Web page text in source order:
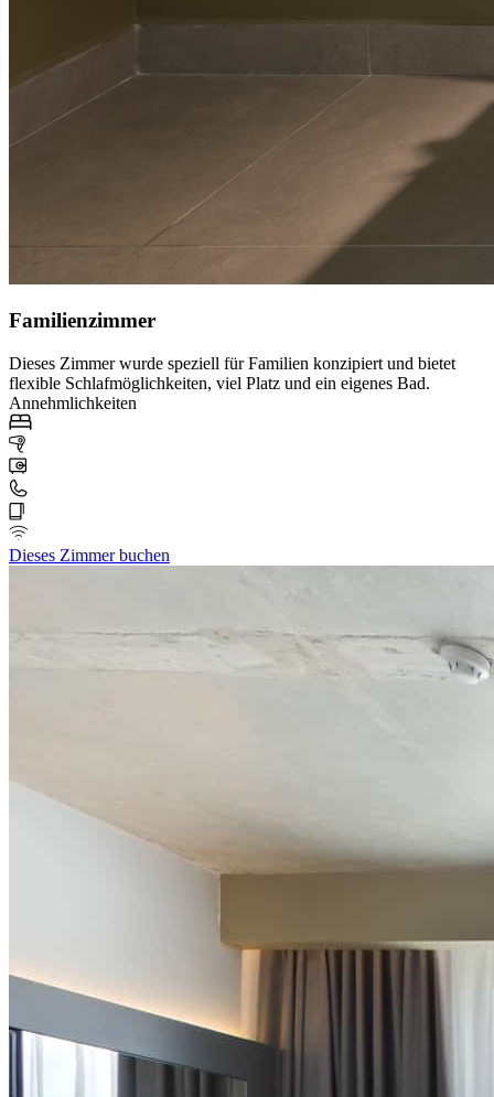
Familienzimmer
Dieses Zimmer wurde speziell für Familien konzipiert und bietet
flexible Schlafmöglichkeiten, viel Platz und ein eigenes Bad.
Annehmlichkeiten
Dieses Zimmer buchen